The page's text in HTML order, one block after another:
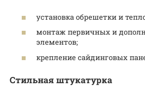
установка обрешетки и
монтаж первичных и
элементов;
крепление сайдинговых
Стильная штукатурка